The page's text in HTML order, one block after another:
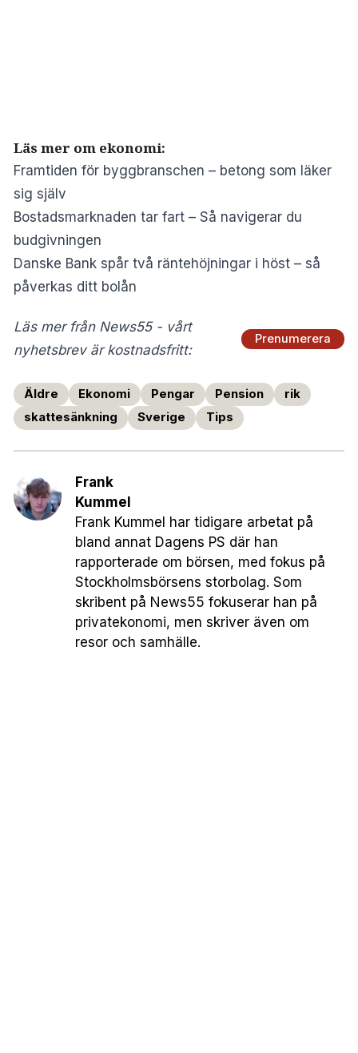
Läs mer om ekonomi:
Framtiden för byggbranschen – betong som läker
sig själv
Bostadsmarknaden tar fart – Så navigerar du
budgivningen
Danske Bank spår två räntehöjningar i höst – så
påverkas ditt bolån
Läs mer från News55 - vårt
nyhetsbrev är kostnadsfritt:
Prenumerera
Äldre Ekonomi Pengar Pension
rik
skattesänkning
Sverige Tips
Frank
Kummel
Frank Kummel har tidigare arbetat på
bland annat Dagens PS där han
rapporterade om börsen, med fokus på
Stockholmsbörsens storbolag. Som
skribent på News55 fokuserar han på
privatekonomi, men skriver även om
resor och samhälle.